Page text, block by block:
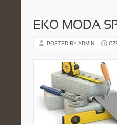
EKO MODA
POSTED BY ADMIN